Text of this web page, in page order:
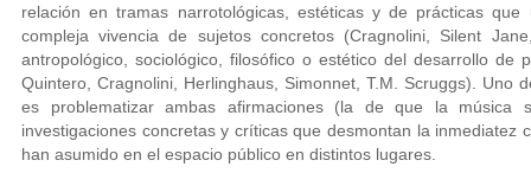
relación en tramas narrotológicas, estéticas y de prácticas
compleja vivencia de sujetos concretos (Cragnolini, Silent
antropológico, sociológico, filosófico o estético del desarrollo de
Quintero, Cragnolini, Herlinghaus, Simonnet, T.M. Scruggs). Uno
es problematizar ambas afirmaciones (la de que la música
investigaciones concretas y críticas que desmontan la inmediatez
han asumido en el espacio público en distintos lugares.